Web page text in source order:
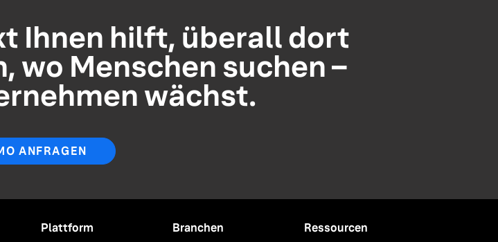
Ihnen hilft, überall dort
wo Menschen suchen –
wächst.
ANFRAGEN
Plattform Branchen Ressourcen